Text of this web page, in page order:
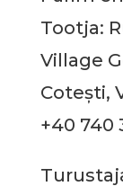
Tootja:
Village
Cotești,
+40 740